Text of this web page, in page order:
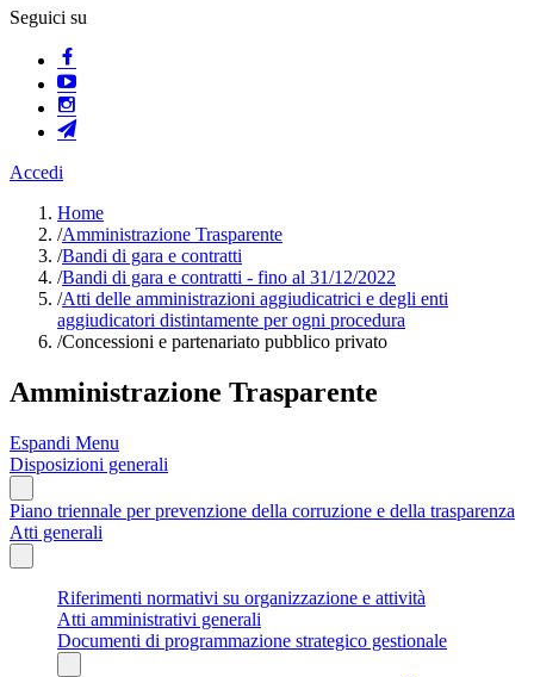
Seguici su
Accedi
Home
/Amministrazione Trasparente
/Bandi di gara e contratti
/Bandi di gara e contratti - fino al 31/12/2022
/Atti delle amministrazioni aggiudicatrici e degli enti
aggiudicatori distintamente per ogni procedura
/Concessioni e partenariato pubblico privato
Amministrazione Trasparente
Espandi Menu
Disposizioni generali
Piano triennale per prevenzione della corruzione e della trasparenza
Atti generali
Riferimenti normativi su organizzazione e attività
Atti amministrativi generali
Documenti di programmazione strategico gestionale